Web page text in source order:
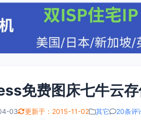
免费图床七牛云
03 更新于：2015-11-02 其它 20条评